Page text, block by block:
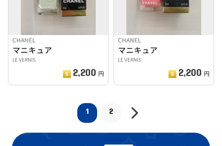
CHANEL
マニキュア
LE VERNIS
2,200 円
CHANEL
マニキュア
LE VERNIS
2,200 円
1 2